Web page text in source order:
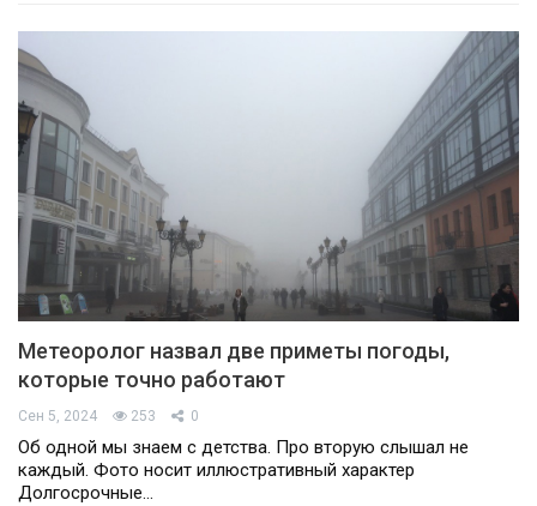
Метеоролог назвал две приметы погоды,
которые точно работают
Сен 5, 2024 253 0
Об одной мы знаем с детства. Про вторую слышал не
каждый. Фото носит иллюстративный характер
Долгосрочные…